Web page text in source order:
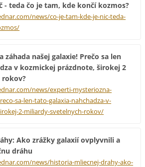
- teda čo je tam, kde končí kozmos?
news/co-je-tam-kde-je-nic-teda-
záhada našej galaxie! Prečo sa len
v kozmickej prázdnote, širokej 2
rokov?
news/experti-mysteriozna-
sa-len-tato-galaxia-nahchadza-v-
2-miliardy-svetelnych-rokov/
Ako zrážky galaxií ovplyvnili a
dráhu
news/historia-mliecnej-drahy-ako-